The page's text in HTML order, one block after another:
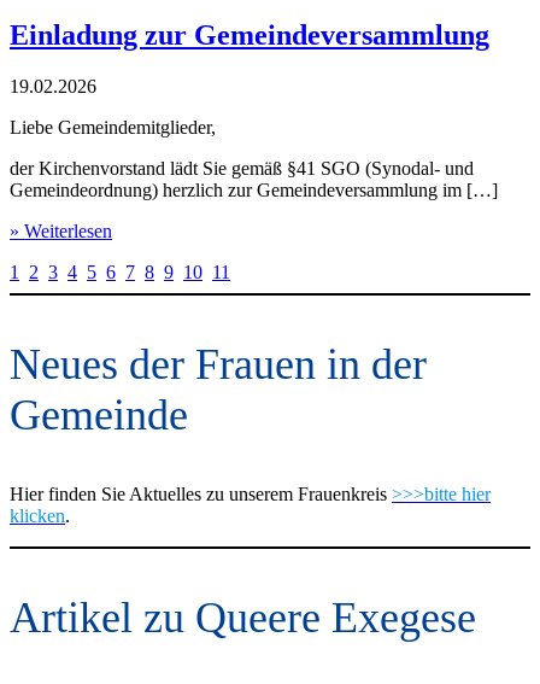
Einladung zur Gemeindeversammlung
19.02.2026
Liebe Gemeindemitglieder,
der Kirchenvorstand lädt Sie gemäß §41 SGO (Synodal- und
Gemeindeordnung) herzlich zur Gemeindeversammlung im […]
» Weiterlesen
1
2 3 4 5 6 7 8 9 10 11
Neues der Frauen in der
Gemeinde
Hier finden Sie Aktuelles zu unserem Frauenkreis >>>bitte hier
klicken.
Artikel zu Queere Exegese